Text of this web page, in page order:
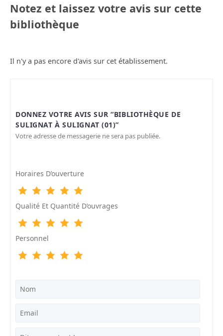
Notez et laissez votre avis sur cette
bibliothèque
Il n'y a pas encore d'avis sur cet établissement.
DONNEZ VOTRE AVIS SUR “BIBLIOTHÈQUE DE
SULIGNAT À SULIGNAT (01)”
Votre adresse de messagerie ne sera pas publiée.
Horaires D’ouverture
Qualité Et Quantité D’ouvrages
Personnel